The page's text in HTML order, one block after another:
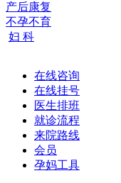
产后康复
不孕不育
妇 科
在线咨询
在线挂号
医生排班
就诊流程
来院路线
会员
孕妈工具